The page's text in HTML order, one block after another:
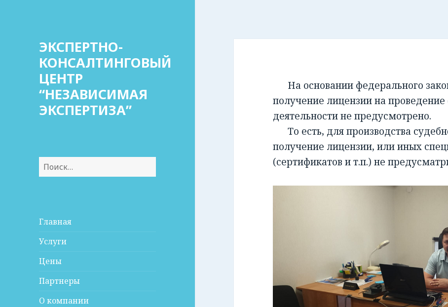
ЭКСПЕРТНО-
КОНСАЛТИНГОВЫЙ
ЦЕНТР
“НЕЗАВИСИМАЯ
ЭКСПЕРТИЗА”
Найти:
Главная
Услуги
Цены
Партнеры
О компании
На основании федерального
получение лицензии на
деятельности не предусмотрено.
То есть, для производства
получение лицензии, или иных
(сертификатов и т.п.) не